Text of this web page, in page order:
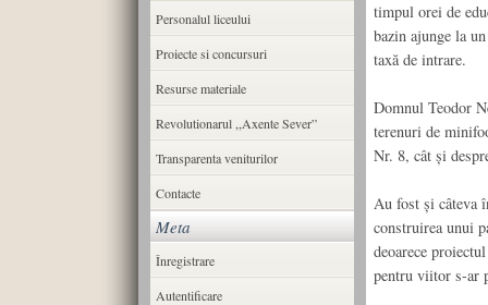
timpul orei de
bazin ajunge la
taxă de intrare.
Domnul Teodor
terenuri de
Nr. 8, cât şi
Au fost şi câteva
construirea unui
deoarece
pentru viitor s-ar
Personalul liceului
Proiecte si concursuri
Resurse materiale
Revolutionarul ,,Axente Sever”
Transparenta veniturilor
Contacte
Meta
Înregistrare
Autentificare